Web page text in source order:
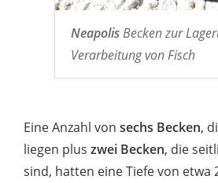
NeapolisBecken zur
Verarbeitung von Fisch
Eine Anzahl von sechs Becken,
liegen plus zwei Becken, die
sind, hatten eine Tiefe von etwa